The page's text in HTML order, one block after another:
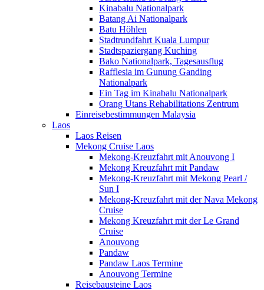
Kinabalu Nationalpark
Batang Ai Nationalpark
Batu Höhlen
Stadtrundfahrt Kuala Lumpur
Stadtspaziergang Kuching
Bako Nationalpark, Tagesausflug
Rafflesia im Gunung Ganding
Nationalpark
Ein Tag im Kinabalu Nationalpark
Orang Utans Rehabilitations Zentrum
Einreisebestimmungen Malaysia
Laos
Laos Reisen
Mekong Cruise Laos
Mekong-Kreuzfahrt mit Anouvong I
Mekong Kreuzfahrt mit Pandaw
Mekong-Kreuzfahrt mit Mekong Pearl /
Sun I
Mekong-Kreuzfahrt mit der Nava Mekong
Cruise
Mekong Kreuzfahrt mit der Le Grand
Cruise
Anouvong
Pandaw
Pandaw Laos Termine
Anouvong Termine
Reisebausteine Laos